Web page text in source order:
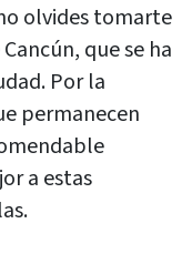
olvides tomarte
que se ha
Por la
permanecen
a estas